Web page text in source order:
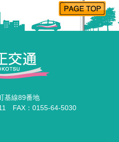
基線89番地
FAX：0155-64-5030